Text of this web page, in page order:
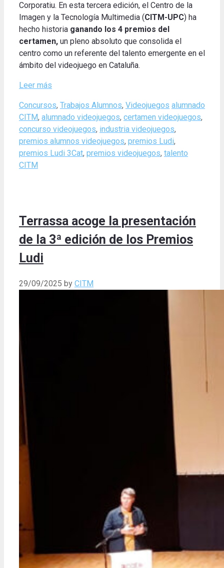
Corporatiu. En esta tercera edición, el Centro de la
Imagen y la Tecnología Multimedia (CITM-UPC) ha
hecho historia ganando los 4 premios del
certamen, un pleno absoluto que consolida el
centro como un referente del talento emergente en el
ámbito del videojuego en Cataluña.
Leer más
Categories
Concursos, Trabajos Alumnos, Videojuegos Tags
alumnado
CITM, alumnado videojuegos, certamen videojuegos,
concurso videojuegos, industria videojuegos,
premios alumnos videojuegos, premios Ludi,
premios Ludi 3Cat, premios videojuegos, talento
CITM
Terrassa acoge la presentación
de la 3ª edición de los Premios
Ludi
29/09/2025 by CITM